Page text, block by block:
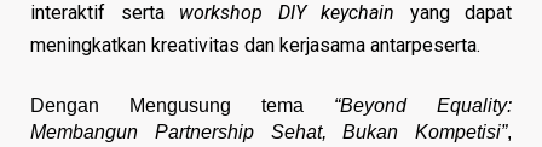
interaktif serta workshop DIY keychain yang dapat
meningkatkan kreativitas dan kerjasama antarpeserta.
Dengan Mengusung tema “Beyond Equality:
Membangun Partnership Sehat, Bukan Kompetisi”,